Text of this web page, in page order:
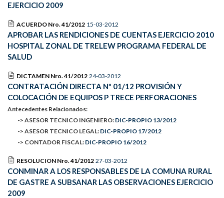
EJERCICIO 2009
ACUERDO Nro. 41/2012 15-03-2012
APROBAR LAS RENDICIONES DE CUENTAS EJERCICIO 2010
HOSPITAL ZONAL DE TRELEW PROGRAMA FEDERAL DE
SALUD
DICTAMEN Nro. 41/2012 24-03-2012
CONTRATACIÓN DIRECTA Nº 01/12 PROVISIÓN Y
COLOCACIÓN DE EQUIPOS P TRECE PERFORACIONES
Antecedentes Relacionados:
-> ASESOR TECNICO INGENIERO: DIC-PROPIO 13/2012
-> ASESOR TECNICO LEGAL: DIC-PROPIO 17/2012
-> CONTADOR FISCAL: DIC-PROPIO 16/2012
RESOLUCION Nro. 41/2012 27-03-2012
CONMINAR A LOS RESPONSABLES DE LA COMUNA RURAL
DE GASTRE A SUBSANAR LAS OBSERVACIONES EJERCICIO
2009